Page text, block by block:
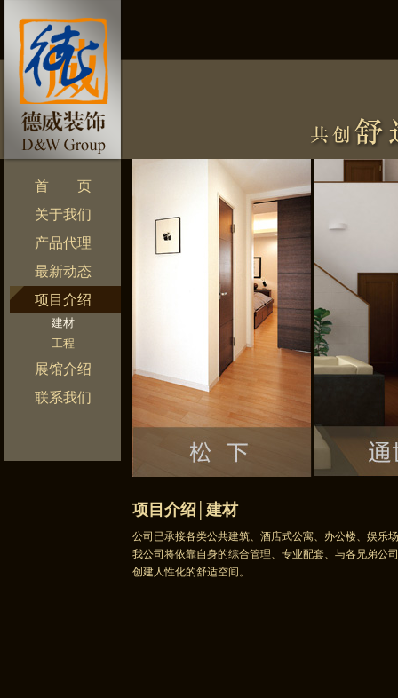
首 页
关于我们
产品代理
最新动态
项目介绍
建材
工程
展馆介绍
联系我们
项目介绍│建材
公司已承接各类公共建筑、酒店式公寓、办公楼、娱乐
我公司将依靠自身的综合管理、专业配套、与各兄弟公
创建人性化的舒适空间。